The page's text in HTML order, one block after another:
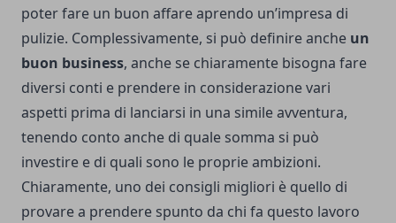
poter fare un buon affare aprendo un’impresa di
pulizie. Complessivamente, si può definire anche un
buon business, anche se chiaramente bisogna fare
diversi conti e prendere in considerazione vari
aspetti prima di lanciarsi in una simile avventura,
tenendo conto anche di quale somma si può
investire e di quali sono le proprie ambizioni.
Chiaramente, uno dei consigli migliori è quello di
provare a prendere spunto da chi fa questo lavoro